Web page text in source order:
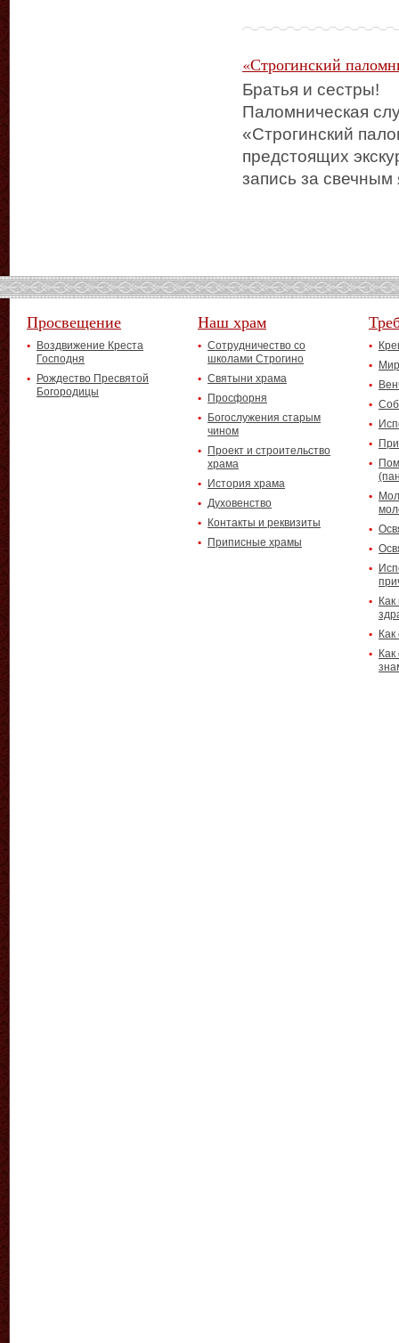
«Строгинский
Братья и сестры!
Паломническая
«Строгинский
предстоящих
запись за
Просвещение
Воздвижение Креста
Господня
Рождество Пресвятой
Богородицы
Наш храм
Сотрудничество со
школами Строгино
Святыни храма
Просфорня
Богослужения старым
чином
Проект и строительство
храма
История храма
Духовенство
Контакты и реквизиты
Приписные храмы
Как